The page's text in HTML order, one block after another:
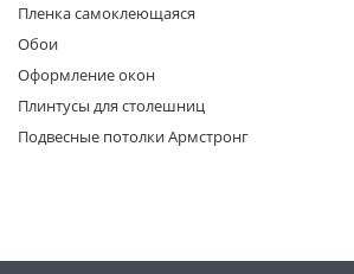
Пленка самоклеющаяся
Обои
Оформление окон
Плинтусы для столешниц
Подвесные потолки Армстронг